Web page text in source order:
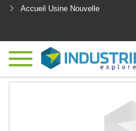
Accueil Usine Nouvelle